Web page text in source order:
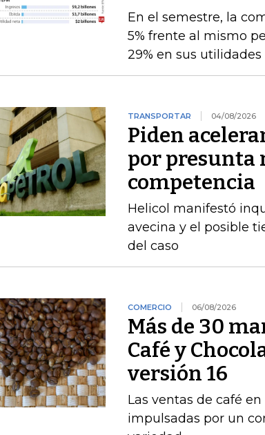
En el semestre, la
5% frente al mismo
29% en sus utilidades
TRANSPORTAR 04/08/2026
Piden
por presunta
competencia
Helicol manifestó
avecina y el posible
del caso
COMERCIO 06/08/2026
Más de 30
Café y
versión 16
Las ventas de café
impulsadas por un